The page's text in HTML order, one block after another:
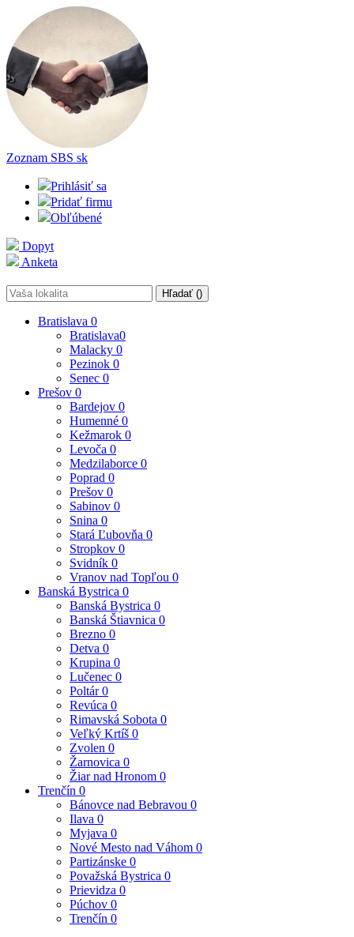
Zoznam SBS sk
Prihlásiť sa
Pridať firmu
Obľúbené
Dopyt
Anketa
Hľadať ()
Bratislava 0
Bratislava0
Malacky 0
Pezinok 0
Senec 0
Prešov 0
Bardejov 0
Humenné 0
Kežmarok 0
Levoča 0
Medzilaborce 0
Poprad 0
Prešov 0
Sabinov 0
Snina 0
Stará Ľubovňa 0
Stropkov 0
Svidník 0
Vranov nad Topľou 0
Banská Bystrica 0
Banská Bystrica 0
Banská Štiavnica 0
Brezno 0
Detva 0
Krupina 0
Lučenec 0
Poltár0
Revúca 0
Rimavská Sobota 0
Veľký Krtíš 0
Zvolen 0
Žarnovica 0
Žiar nad Hronom 0
Trenčín 0
Bánovce nad Bebravou 0
Ilava 0
Myjava 0
Nové Mesto nad Váhom 0
Partizánske 0
Považská Bystrica 0
Prievidza 0
Púchov 0
Trenčín 0